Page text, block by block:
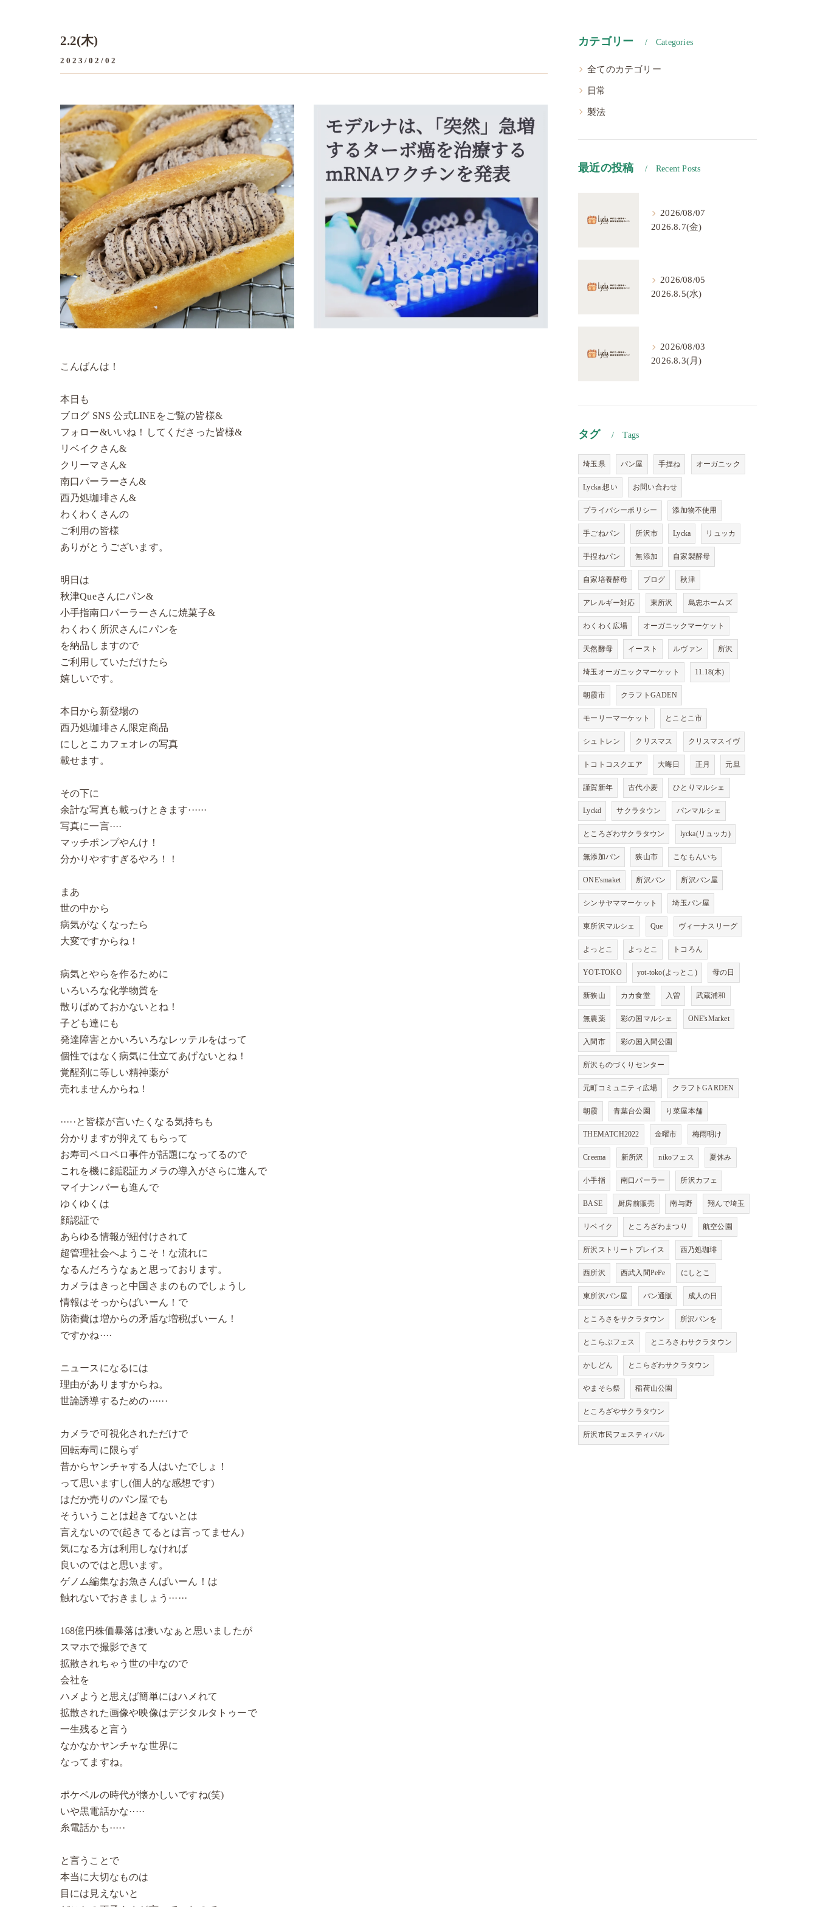
2.2(木)
2023/02/02
こんばんは！
本日も
ブログ SNS 公式LINEをご覧の皆様&
フォロー&いいね！してくださった皆様&
リベイクさん&
クリーマさん&
南口パーラーさん&
西乃処珈琲さん&
わくわくさんの
ご利用の皆様
ありがとうございます。
明日は
秋津Queさんにパン&
小手指南口パーラーさんに焼菓子&
わくわく所沢さんにパンを
を納品しますので
ご利用していただけたら
嬉しいです。
本日から新登場の
西乃処珈琲さん限定商品
にしとこカフェオレの写真
載せます。
その下に
余計な写真も載っけときます······
写真に一言····
マッチポンプやんけ！
分かりやすすぎるやろ！！
まあ
世の中から
病気がなくなったら
大変ですからね！
病気とやらを作るために
いろいろな化学物質を
散りばめておかないとね！
子ども達にも
発達障害とかいろいろなレッテルをはって
個性ではなく病気に仕立てあげないとね！
覚醒剤に等しい精神薬が
売れませんからね！
·····と皆様が言いたくなる気持ちも
分かりますが抑えてもらって
お寿司ペロペロ事件が話題になってるので
これを機に顔認証カメラの導入がさらに進んで
マイナンバーも進んで
ゆくゆくは
顔認証で
あらゆる情報が紐付けされて
超管理社会へようこそ！な流れに
なるんだろうなぁと思っております。
カメラはきっと中国さまのものでしょうし
情報はそっからばいーん！で
防衛費は増からの矛盾な増税ばいーん！
ですかね····
ニュースになるには
理由がありますからね。
世論誘導するための······
カメラで可視化されただけで
回転寿司に限らず
昔からヤンチャする人はいたでしょ！
って思いますし(個人的な感想です)
はだか売りのパン屋でも
そういうことは起きてないとは
言えないので(起きてるとは言ってません)
気になる方は利用しなければ
良いのではと思います。
ゲノム編集なお魚さんばいーん！は
触れないでおきましょう······
168億円株価暴落は凄いなぁと思いましたが
スマホで撮影できて
拡散されちゃう世の中なので
会社を
ハメようと思えば簡単にはハメれて
拡散された画像や映像はデジタルタトゥーで
一生残ると言う
なかなかヤンチャな世界に
なってますね。
ポケベルの時代が懐かしいですね(笑)
いや黒電話かな·····
糸電話かも·····
と言うことで
本当に大切なものは
目には見えないと
カテゴリー Categories
全てのカテゴリー
日常
製法
最近の投稿 Recent Posts
2026/08/07
2026.8.7(金)
2026/08/05
2026.8.5(水)
2026/08/03
2026.8.3(月)
タグ Tags
埼玉県 パン屋 手捏ね オーガニック
Lycka 想い お問い合わせ
プライバシーポリシー 添加物不使用
手ごねパン 所沢市 Lycka リュッカ
手捏ねパン 無添加 自家製酵母
自家培養酵母 ブログ 秋津
アレルギー対応 東所沢 島忠ホームズ
わくわく広場 オーガニックマーケット
天然酵母 イースト ルヴァン 所沢
埼玉オーガニックマーケット 11.18(木)
朝霞市 クラフトGADEN
モーリーマーケット とことこ市
シュトレン クリスマス クリスマスイヴ
トコトコスクエア 大晦日 正月 元旦
謹賀新年 古代小麦 ひとりマルシェ
Lyckd サクラタウン パンマルシェ
ところざわサクラタウン lycka(リュッカ)
無添加パン 狭山市 こなもんいち
ONE'smaket 所沢パン 所沢パン屋
シンサヤママーケット 埼玉パン屋
東所沢マルシェ Que ヴィーナスリーグ
よっとこ よっとこ トコろん
YOT-TOKO yot-toko(よっとこ) 母の日
新狭山 カカ食堂 入曽 武蔵浦和
無農薬 彩の国マルシェ ONE'sMarket
入間市 彩の国入間公園
所沢ものづくりセンター
元町コミュニティ広場 クラフトGARDEN
朝霞 青葉台公園 り菜屋本舗
THEMATCH2022 金曜市 梅雨明け
Creema 新所沢 nikoフェス 夏休み
小手指 南口パーラー 所沢カフェ
BASE 厨房前販売 南与野 翔んで埼玉
リベイク ところざわまつり 航空公園
所沢ストリートプレイス 西乃処珈琲
西所沢 西武入間PePe にしとこ
東所沢パン屋 パン通販 成人の日
ところさをサクラタウン 所沢パンを
とこらぶフェス ところさわサクラタウン
かしどん とこらざわサクラタウン
やまそら祭 稲荷山公園
ところざやサクラタウン
所沢市民フェスティバル